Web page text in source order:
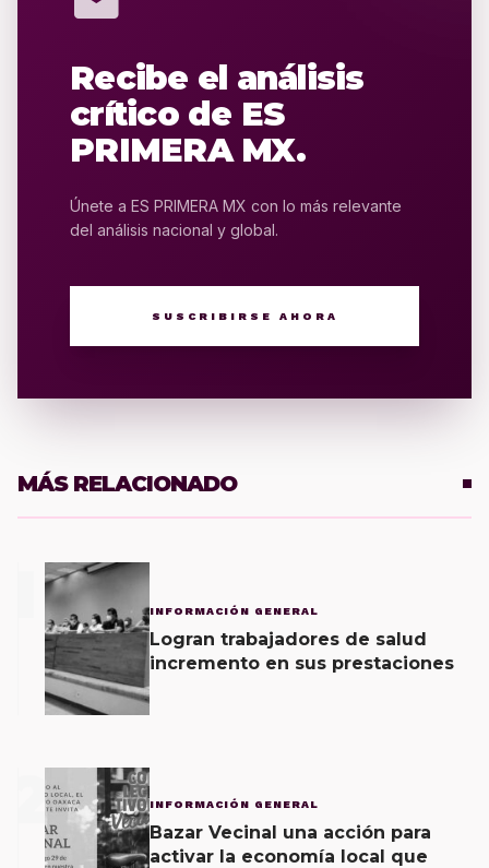
Recibe el análisis
crítico de ES
PRIMERA MX.
Únete a ES PRIMERA MX con lo más relevante
del análisis nacional y global.
SUSCRIBIRSE AHORA
MÁS RELACIONADO
INFORMACIÓN GENERAL
Logran trabajadores de salud
incremento en sus prestaciones
2 INFORMACIÓN GENERAL
Bazar Vecinal una acción para
activar la economía local que